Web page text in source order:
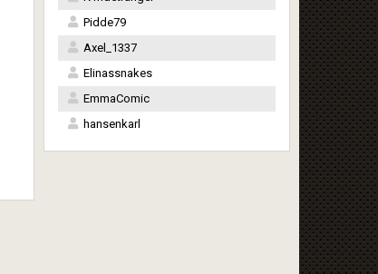
Pidde79
Axel_1337
Elinassnakes
EmmaComic
hansenkarl